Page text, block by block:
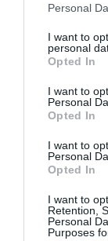
Personal
I want to
personal
Opted In
I want to
Personal
Opted In
I want to
Personal
Opted In
I want to
Retention,
Personal
Purposes
AT LEAST
7.8
— DAILY